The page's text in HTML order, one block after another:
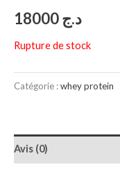
د.ج
Rupture de stock
Catégorie :whey protein
Avis (0)